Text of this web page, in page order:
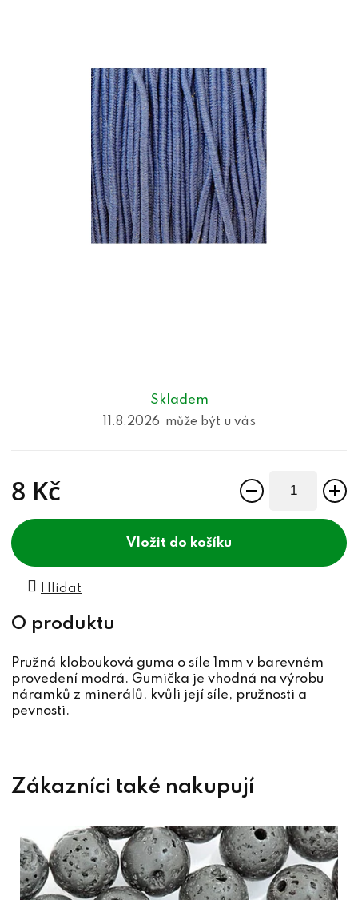
Skladem
11.8.2026
8 Kč
do košíku
Hlídat
Pružná klobouková guma o síle 1mm v barevném
provedení modrá. Gumička je vhodná na výrobu
náramků z minerálů, kvůli její síle, pružnosti a
pevnosti.